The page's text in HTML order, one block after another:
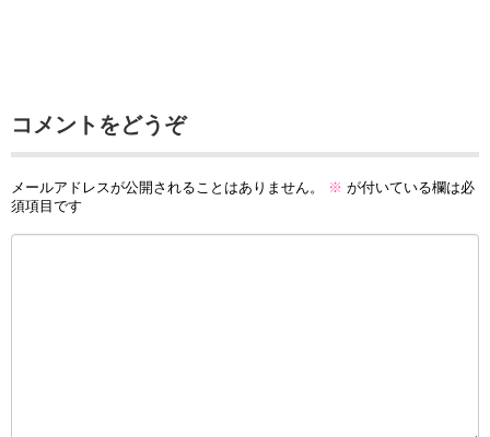
コメントをどうぞ
メールアドレスが公開されることはありません。 ※ が付いている欄は必
須項目です